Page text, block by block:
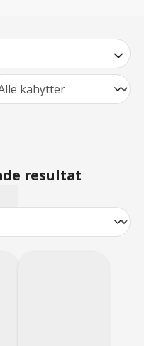
resultat